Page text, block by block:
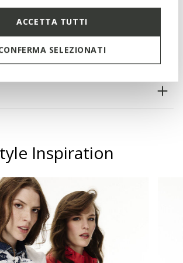
ACCETTA TUTTI
SELEZIONATI
Inspiration